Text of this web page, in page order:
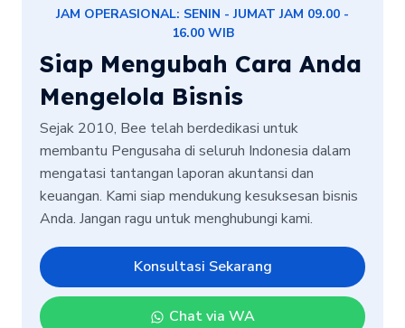
JAM OPERASIONAL: SENIN - JUMAT JAM 09.00 -
16.00 WIB
Siap Mengubah Cara Anda
Mengelola Bisnis
Sejak 2010, Bee telah berdedikasi untuk
membantu Pengusaha di seluruh Indonesia dalam
mengatasi tantangan laporan akuntansi dan
keuangan. Kami siap mendukung kesuksesan bisnis
Anda. Jangan ragu untuk menghubungi kami.
Konsultasi Sekarang
Chat via WA